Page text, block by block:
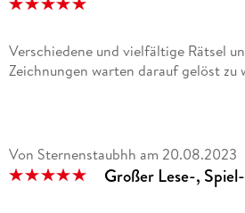
Verschiedene und vielfältige Rätsel
Zeichnungen warten darauf gelöst zu
Von Sternenstaubhh am 20.08.2023
Großer Lese-,